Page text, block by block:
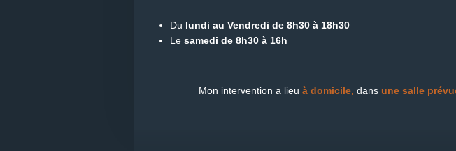
Du lundi au Vendredi de 8h30 à 18h30
Le samedi de 8h30 à 16h
Mon intervention a lieu à domicile, dans une salle